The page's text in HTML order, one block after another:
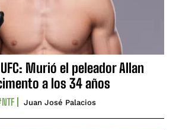
UFC: Murió el peleador Allan
a los 34 años
Juan José Palacios